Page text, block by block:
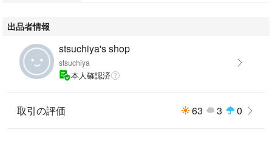
出品者情報
stsuchiya's shop
stsuchiya
本人確認済
取引の評価 63 3 0